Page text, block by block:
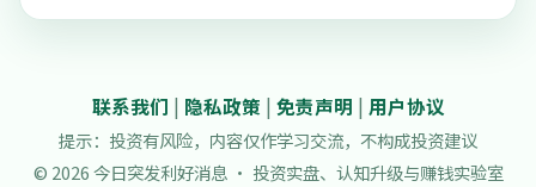
联系我们 | 隐私政策 | 免责声明 | 用户协议
提示：投资有风险，内容仅作学习交流，不构成投资建议
© 2026 今日突发利好消息 · 投资实盘、认知升级与赚钱实验室